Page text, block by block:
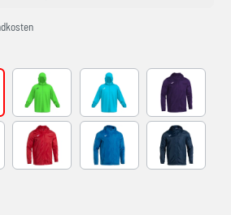
FLUOR GREEN FLUOR TURQUOISE violet
FLUOR RED ROYAL NAVY